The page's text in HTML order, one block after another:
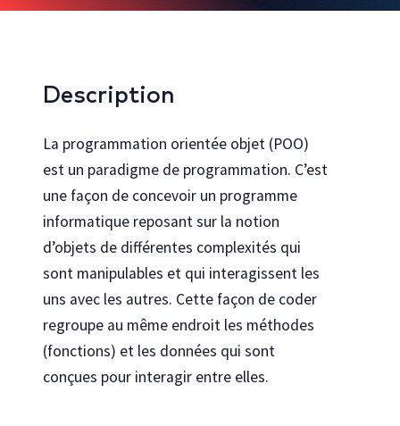
Description
La programmation orientée objet (POO)
est un paradigme de programmation. C’est
une façon de concevoir un programme
informatique reposant sur la notion
d’objets de différentes complexités qui
sont manipulables et qui interagissent les
uns avec les autres. Cette façon de coder
regroupe au même endroit les méthodes
(fonctions) et les données qui sont
conçues pour interagir entre elles.
Bureautique et infonuagique
Cocréez avec nous
Découvrez comment personnaliser nos formations pour votre
organisation
Programmes
Explorez les programmes en technologies de l’Université Laval
Se connecter au portail gouvernemental
Vous travaillez pour le gouvernement du Québec ? Accéder à votre
catalogue de formation dédié